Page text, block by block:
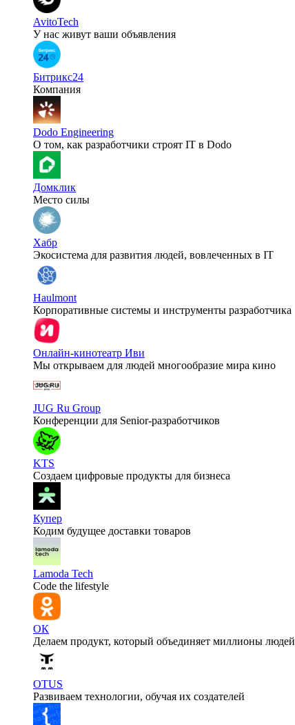
AvitoTech
У нас живут ваши объявления
Битрикс24
Компания
Dodo Engineering
О том, как разработчики строят IT в Dodo
Домклик
Место силы
Хабр
Экосистема для развития людей, вовлеченных в IT
Haulmont
Корпоративные системы и инструменты разработчика
Онлайн-кинотеатр Иви
Мы открываем для людей многообразие мира кино
JUG Ru Group
Конференции для Senior-разработчиков
KTS
Создаем цифровые продукты для бизнеса
Купер
Кодим будущее доставки товаров
Lamoda Tech
Code the lifestyle
ОК
Делаем продукт, который объединяет миллионы людей
OTUS
Развиваем технологии, обучая их создателей